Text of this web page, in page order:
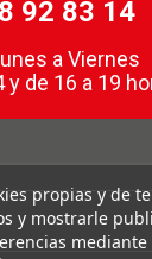
92 83 14
a Viernes
y de 16 a 19
propias y de
y mostrarle